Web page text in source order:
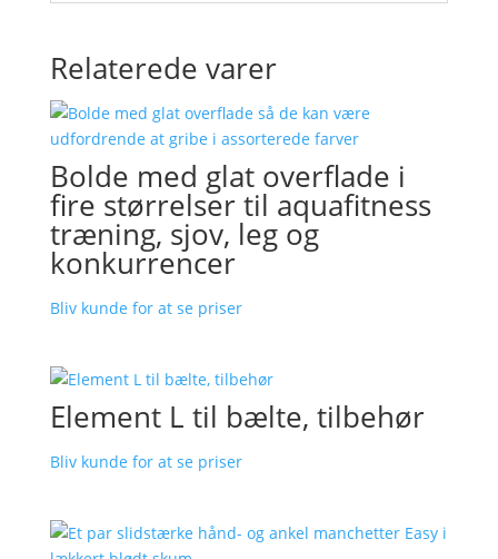
Relaterede varer
Bolde med glat overflade i
fire størrelser til aquafitness
træning, sjov, leg og
konkurrencer
Bliv kunde for at se priser
Element L til bælte, tilbehør
Bliv kunde for at se priser